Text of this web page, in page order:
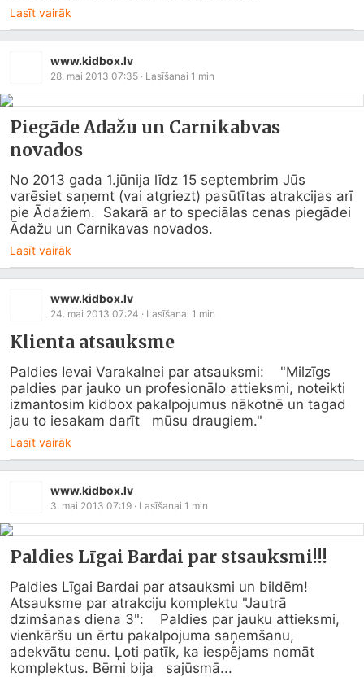
Lasīt vairāk
www.kidbox.lv
28. mai 2013 07:35 · Lasīšanai 1 min
Piegāde Adažu un Carnikabvas
novados
No 2013 gada 1.jūnija līdz 15 septembrim Jūs
varēsiet saņemt (vai atgriezt) pasūtītas atrakcijas arī
pie Ādažiem.  Sakarā ar to speciālas cenas piegādei
Ādažu un Carnikavas novados.
Lasīt vairāk
www.kidbox.lv
24. mai 2013 07:24 · Lasīšanai 1 min
Klienta atsauksme
Paldies Ievai Varakalnei par atsauksmi:    "Milzīgs
paldies par jauko un profesionālo attieksmi, noteikti
izmantosim kidbox pakalpojumus nākotnē un tagad
jau to iesakam darīt   mūsu draugiem."
Lasīt vairāk
www.kidbox.lv
3. mai 2013 07:19 · Lasīšanai 1 min
Paldies Līgai Bardai par stsauksmi!!!
Paldies Līgai Bardai par atsauksmi un bildēm!
Atsauksme par atrakciju komplektu "Jautrā
dzimšanas diena 3":    Paldies par jauku attieksmi,
vienkāršu un ērtu pakalpojuma saņemšanu,
adekvātu cenu. Ļoti patīk, ka iespējams nomāt
komplektus. Bērni bija   sajūsmā...